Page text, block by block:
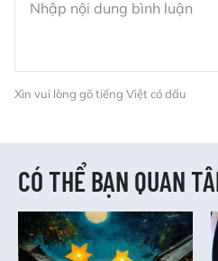
Xin vui lòng gõ tiếng Việt có dấu
CÓ THỂ BẠN QUAN